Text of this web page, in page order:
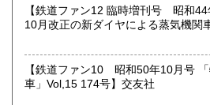
【鉄道ファン12 臨時増刊号 昭和
10月改正の新ダイヤによる蒸気機関
【鉄道ファン10 昭和50年10月号
車」Vol,15 174号】交友社